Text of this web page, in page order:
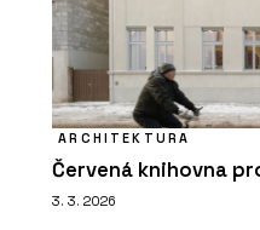
ARCHITEKTURA
Červená knihovna
3. 3. 2026